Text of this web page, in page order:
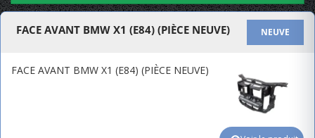
FACE AVANT BMW X1 (E84) (PIÈCE NEUVE) NEUVE
FACE AVANT BMW X1 (E84) (PIÈCE NEUVE)